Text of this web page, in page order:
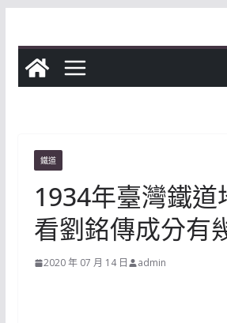
content
鐵道
1934年臺灣鐵道
看劉銘傳成分有
2020 年 07 月 14 日 admin